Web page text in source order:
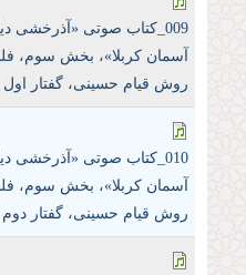
009_کتاب صوتی «آذرخشی‌
آسمان‌ کربلا»، بخش سوم،
روش قیام حسینی، گفتار اول
010_کتاب صوتی «آذرخشی‌
آسمان‌ کربلا»، بخش سوم،
روش قیام حسینی، گفتار دوم